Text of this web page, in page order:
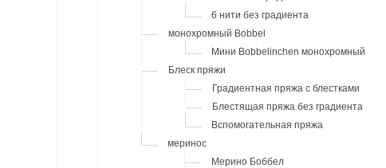
6 нити без градиента
монохромный Bobbel
Мини Bobbelinchen монохромный
Блеск пряжи
Градиентная пряжа с блестками
Блестящая пряжа без градиента
Вспомогательная пряжа
меринос
Мерино Боббел